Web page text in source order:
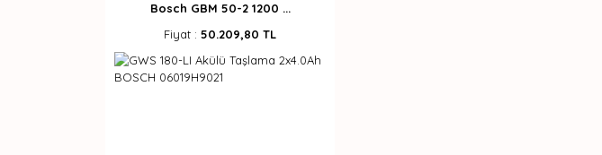
Bosch GBM 50-2 1200 ...
Fiyat : 50.209,80 TL